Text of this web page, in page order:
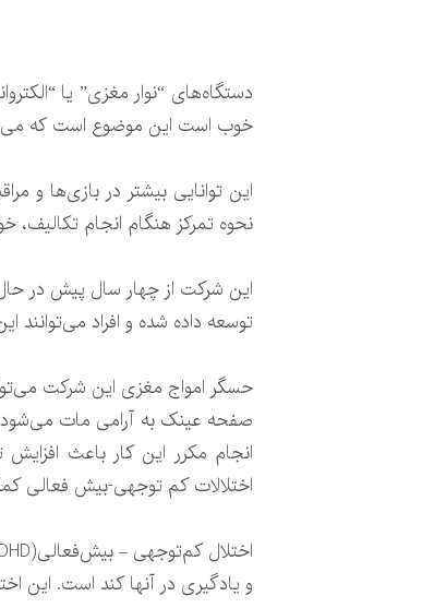
خوب است این موضوع است که
این توانایی بیشتر در بازی‌ها و
نحوه تمرکز هنگام انجام تکالیف،
این شرکت از چهار سال پیش در
توسعه داده شده و افراد
حسگر امواج مغزی این شرکت
صفحه عینک به آرامی مات می‌شود.
انجام مکرر این کار باعث
اختلالات کم توجهی-بیش فعالی
و یادگیری در آنها کند است. این